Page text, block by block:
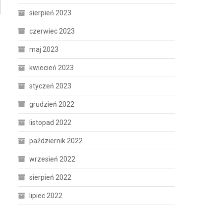
sierpień 2023
czerwiec 2023
maj 2023
kwiecień 2023
styczeń 2023
grudzień 2022
listopad 2022
październik 2022
wrzesień 2022
sierpień 2022
lipiec 2022